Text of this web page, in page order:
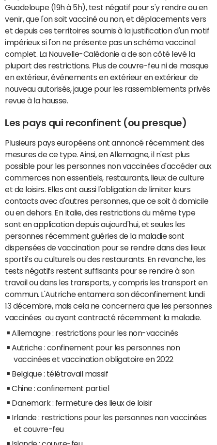
Guadeloupe (19h à 5h), test négatif pour s'y rendre ou en
venir, que l'on soit vacciné ou non, et déplacements vers
et depuis ces territoires soumis à la justification d'un motif
impérieux si l'on ne présente pas un schéma vaccinal
complet. La Nouvelle-Calédonie a de son côté levé la
plupart des restrictions. Plus de couvre-feu ni de masque
en extérieur, événements en extérieur en extérieur de
nouveau autorisés, jauge pour les rassemblements privés
revue à la hausse.
Les pays qui reconfinent (ou presque)
Plusieurs pays européens ont annoncé récemment des
mesures de ce type. Ainsi, en Allemagne, il n'est plus
possible pour les personnes non vaccinées d'accéder aux
commerces non essentiels, restaurants, lieux de culture
et de loisirs. Elles ont aussi l'obligation de limiter leurs
contacts avec d'autres personnes, que ce soit à domicile
ou en dehors. En Italie, des restrictions du même type
sont en application depuis aujourd'hui, et seules les
personnes récemment guéries de la maladie sont
dispensées de vaccination pour se rendre dans des lieux
sportifs ou culturels ou des restaurants. En revanche, les
tests négatifs restent suffisants pour se rendre à son
travail ou dans les transports, y compris les transport en
commun. L'Autriche entamera son déconfinement lundi
13 décembre, mais cela ne concernera que les personnes
vaccinées ou ayant contracté récemment la maladie.
Allemagne : restrictions pour les non-vaccinés
Autriche : confinement pour les personnes non
vaccinées et vaccination obligatoire en 2022
Belgique : télétravail massif
Chine : confinement partiel
Danemark : fermeture des lieux de loisir
Irlande : restrictions pour les personnes non vaccinées
et couvre-feu
Islande : couvre-feu